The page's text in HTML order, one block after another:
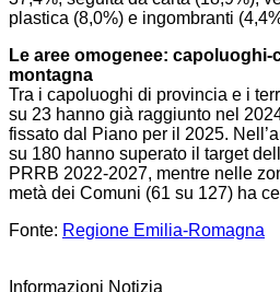
plastica (8,0%) e ingombranti
Le aree omogenee: capoluoghi-
montagna
Tra i capoluoghi di provincia e i
su 23 hanno già raggiunto nel
fissato dal Piano per il 2025.
su 180 hanno superato il target
PRRB 2022-2027, mentre nelle
metà dei Comuni (61 su 127) ha
Fonte: Regione Emilia-Romagna
Informazioni Notizia